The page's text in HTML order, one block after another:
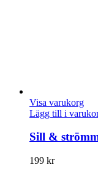
Visa varukorg
Lägg till i
Sill &
199 kr